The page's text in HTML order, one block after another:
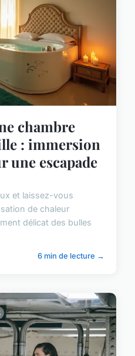
chambre
: immersion
une escapade
et laissez-vous
de chaleur
délicat des bulles
6 min de lecture →